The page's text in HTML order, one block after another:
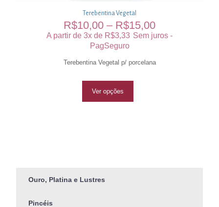
Terebentina Vegetal
R$10,00 – R$15,00
A partir de 3x de R$3,33 Sem juros -
PagSeguro
Terebentina Vegetal p/ porcelana
Ver opções
Ouro, Platina e Lustres
Pincéis